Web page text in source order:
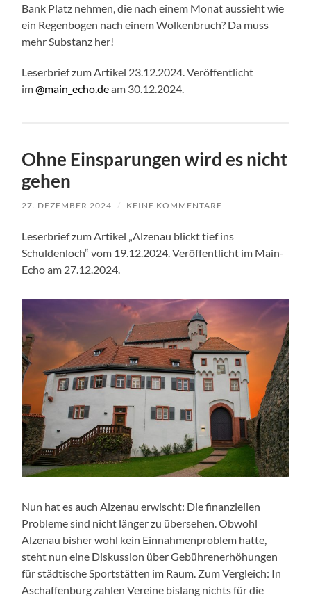
Bank Platz nehmen, die nach einem Monat aussieht wie
ein Regenbogen nach einem Wolkenbruch? Da muss
mehr Substanz her!
Leserbrief zum Artikel 23.12.2024. Veröffentlicht
im@main_echo.deam 30.12.2024.
Ohne Einsparungen wird es nicht
gehen
27. DEZEMBER 2024 / KEINE KOMMENTARE
Leserbrief zum Artikel „Alzenau blickt tief ins
Schuldenloch“ vom 19.12.2024. Veröffentlicht im Main-
Echo am 27.12.2024.
Nun hat es auch Alzenau erwischt: Die finanziellen
Probleme sind nicht länger zu übersehen. Obwohl
Alzenau bisher wohl kein Einnahmenproblem hatte,
steht nun eine Diskussion über Gebührenerhöhungen
für städtische Sportstätten im Raum. Zum Vergleich: In
Aschaffenburg zahlen Vereine bislang nichts für die